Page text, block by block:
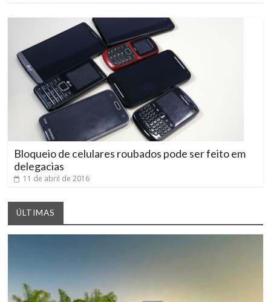
Bloqueio de celulares roubados pode ser feito em
delegacias
11 de abril de 2016
ÚLTIMAS